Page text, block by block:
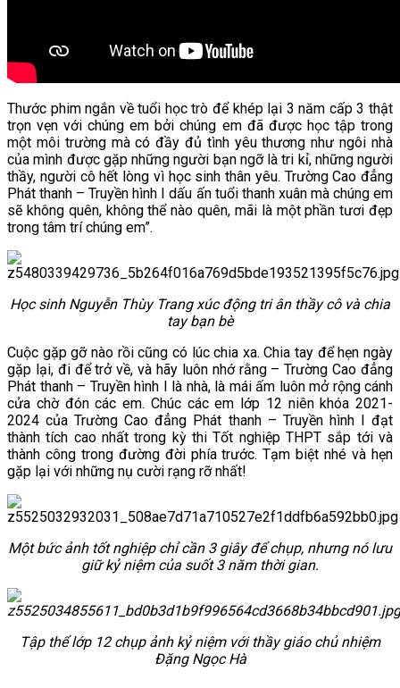
Thước phim ngắn về tuổi học trò để khép lại 3 năm cấp 3 thật
trọn vẹn với chúng em bởi chúng em đã được học tập trong
một môi trường mà có đầy đủ tình yêu thương như ngôi nhà
của mình được gặp những người bạn ngỡ là tri kỉ, những người
thầy, người cô hết lòng vì học sinh thân yêu. Trường Cao đẳng
Phát thanh – Truyền hình I dấu ấn tuổi thanh xuân mà chúng em
sẽ không quên, không thể nào quên, mãi là một phần tươi đẹp
trong tâm trí chúng em”.
Học sinh Nguyễn Thùy Trang xúc động tri ân thầy cô và chia
tay bạn bè
Cuộc gặp gỡ nào rồi cũng có lúc chia xa. Chia tay để hẹn ngày
gặp lại, đi để trở về, và hãy luôn nhớ rằng – Trường Cao đẳng
Phát thanh – Truyền hình I là nhà, là mái ấm luôn mở rộng cánh
cửa chờ đón các em. Chúc các em lớp 12 niên khóa 2021-
2024 của Trường Cao đẳng Phát thanh – Truyền hình I đạt
thành tích cao nhất trong kỳ thi Tốt nghiệp THPT sắp tới và
thành công trong đường đời phía trước. Tạm biệt nhé và hẹn
gặp lại với những nụ cười rạng rỡ nhất!
Một bức ảnh tốt nghiệp chỉ cần 3 giây để chụp, nhưng nó lưu
giữ kỷ niệm của suốt 3 năm thời gian.
Tập thể lớp 12 chụp ảnh kỷ niệm với thầy giáo chủ nhiệm
Đặng Ngọc Hà